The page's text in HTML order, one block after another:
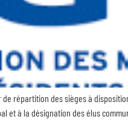
des sièges à
et à la désignation des élus